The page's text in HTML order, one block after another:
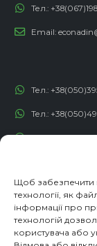
Щоб забезпечити
технології, як
інформації про
технологій
користувача або
Тел.:
Email:
Тел.:
Тел.:
Тел.:
СОЦІАЛЬНІ МЕРЕЖІ